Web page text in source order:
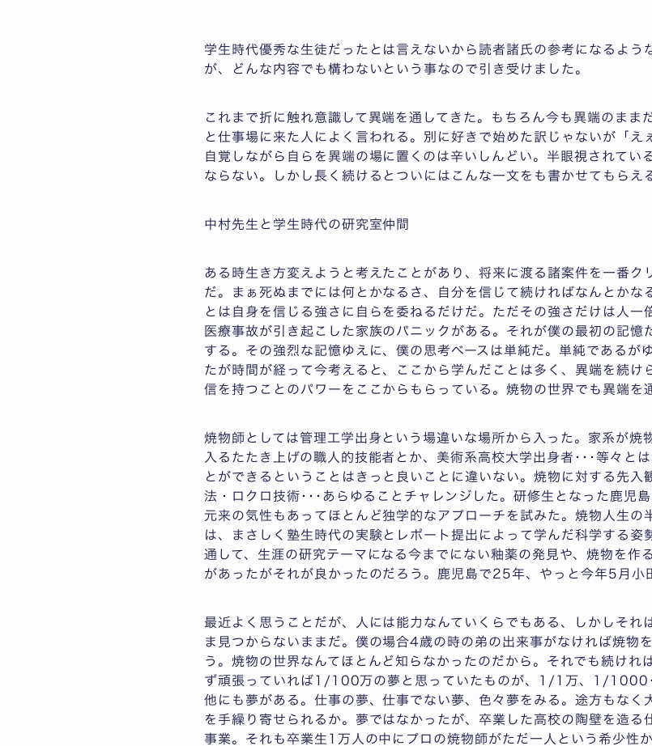
学生時代優秀な生徒だったとは言えないから読者諸氏の参考になるよう
が、どんな内容でも構わないという事なので引き受けました。
これまで折に触れ意識して異端を通してきた。もちろん今も異端のまま
と仕事場に来た人によく言われる。別に好きで始めた訳じゃないが「え
自覚しながら自らを異端の場に置くのは辛いしんどい。半眼視されてい
ならない。しかし長く続けるとついにはこんな一文をも書かせてもらえ
中村先生と学生時代の研究室仲間
ある時生き方変えようと考えたことがあり、将来に渡る諸案件を一番ク
だ。まぁ死ぬまでには何とかなるさ、自分を信じて続ければなんとかな
とは自身を信じる強さに自らを委ねるだけだ。ただその強さだけは人
医療事故が引き起こした家族のパニックがある。それが僕の最初の記憶
する。その強烈な記憶ゆえに、僕の思考ベースは単純だ。単純であるが
たが時間が経って今考えると、ここから学んだことは多く、異端を続け
信を持つことのパワーをここからもらっている。焼物の世界でも異端を
焼物師としては管理工学出身という場違いな場所から入った。家系が焼
入るたたき上げの職人的技能者とか、美術系高校大学出身者･･･等々と
とができるということはきっと良いことに違いない。焼物に対する先入
法・ロクロ技術･･･あらゆることチャレンジした。研修生となった鹿児
元来の気性もあってほとんど独学的なアプローチを試みた。焼物人生の
は、まさしく塾生時代の実験とレポート提出によって学んだ科学する姿
通して、生涯の研究テーマになる今までにない釉薬の発見や、焼物を作
があったがそれが良かったのだろう。鹿児島で25年、やっと今年5月小
最近よく思うことだが、人には能力なんていくらでもある、しかしそれ
ま見つからないままだ。僕の場合4歳の時の弟の出来事がなければ焼物
う。焼物の世界なんてほとんど知らなかったのだから。それでも続けれ
ず頑張っていれば1/100万の夢と思っていたものが、1/1万、1/1000･
他にも夢がある。仕事の夢、仕事でない夢、色々夢をみる。途方もなく
を手繰り寄せられるか。夢ではなかったが、卒業した高校の陶壁を造
事業。それも卒業生1万人の中にプロの焼物師がただ一人という希少性